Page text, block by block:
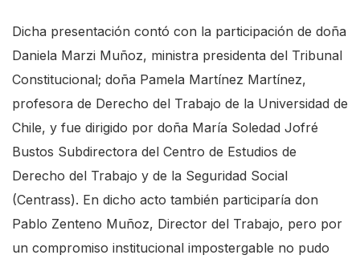
Dicha presentación contó con la participación de doña
Daniela Marzi Muñoz, ministra presidenta del Tribunal
Constitucional; doña Pamela Martínez Martínez,
profesora de Derecho del Trabajo de la Universidad de
Chile, y fue dirigido por doña María Soledad Jofré
Bustos Subdirectora del Centro de Estudios de
Derecho del Trabajo y de la Seguridad Social
(Centrass). En dicho acto también participaría don
Pablo Zenteno Muñoz, Director del Trabajo, pero por
un compromiso institucional impostergable no pudo